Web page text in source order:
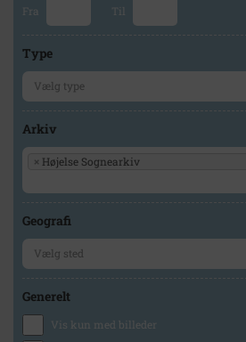
Fra Til
Type
Arkiv
× Højelse Sognearkiv
Geografi
Generelt
Vis kun med billeder